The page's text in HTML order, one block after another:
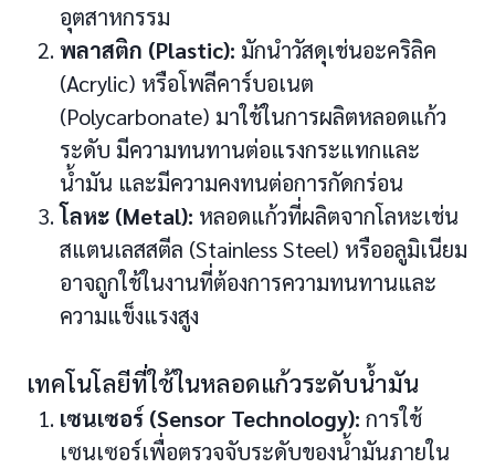
อุตสาหกรรม
พลาสติก (Plastic): มักนำวัสดุเช่นอะคริลิค
(Acrylic) หรือโพลีคาร์บอเนต
(Polycarbonate) มาใช้ในการผลิตหลอดแก้ว
ระดับ มีความทนทานต่อแรงกระแทกและ
น้ำมัน และมีความคงทนต่อการกัดกร่อน
โลหะ (Metal): หลอดแก้วที่ผลิตจากโลหะเช่น
สแตนเลสสตีล (Stainless Steel) หรืออลูมิเนียม
อาจถูกใช้ในงานที่ต้องการความทนทานและ
ความแข็งแรงสูง
เทคโนโลยีที่ใช้ในหลอดแก้วระดับน้ำมัน
เซนเซอร์ (Sensor Technology): การใช้
เซนเซอร์เพื่อตรวจจับระดับของน้ำมันภายใน